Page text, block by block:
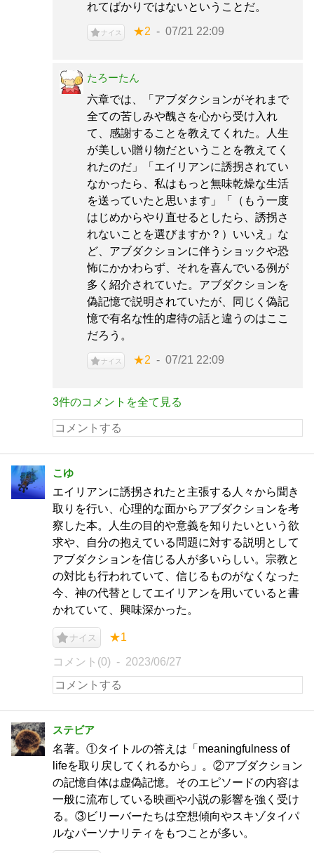
れてばかりではないということだ。
ナイス ★2 07/21 22:09
たろーたん
六章では、「アブダクションがそれまで
全ての苦しみや醜さを心から受け入れ
て、感謝することを教えてくれた。人生
が美しい贈り物だということを教えてく
れたのだ」「エイリアンに誘拐されてい
なかったら、私はもっと無味乾燥な生活
を送っていたと思います」「（もう一度
はじめからやり直せるとしたら、誘拐さ
れないことを選びますか？）いいえ」な
ど、アブダクションに伴うショックや恐
怖にかかわらず、それを喜んでいる例が
多く紹介されていた。アブダクションを
偽記憶で説明されていたが、同じく偽記
憶で有名な性的虐待の話と違うのはここ
だろう。
ナイス ★2 07/21 22:09
3件のコメントを全て見る
こゆ
エイリアンに誘拐されたと主張する人々から聞き
取りを行い、心理的な面からアブダクションを考
察した本。人生の目的や意義を知りたいという欲
求や、自分の抱えている問題に対する説明として
アブダクションを信じる人が多いらしい。宗教と
の対比も行われていて、信じるものがなくなった
今、神の代替としてエイリアンを用いていると書
かれていて、興味深かった。
ナイス ★1
コメント(0) 2023/06/27
ステビア
名著。①タイトルの答えは「meaningfulness of
lifeを取り戻してくれるから」。②アブダクション
の記憶自体は虚偽記憶。そのエピソードの内容は
一般に流布している映画や小説の影響を強く受け
る。③ビリーバーたちは空想傾向やスキゾタイパ
ルなパーソナリティをもつことが多い。